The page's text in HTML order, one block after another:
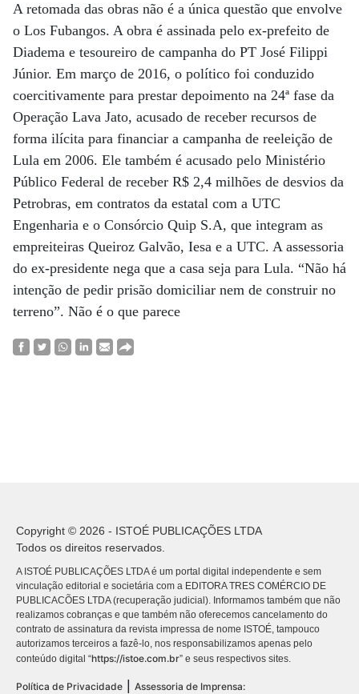
A retomada das obras não é a única questão que envolve
o Los Fubangos. A obra é assinada pelo ex-prefeito de
Diadema e tesoureiro de campanha do PT José Filippi
Júnior. Em março de 2016, o político foi conduzido
coercitivamente para prestar depoimento na 24ª fase da
Operação Lava Jato, acusado de receber recursos de
forma ilícita para financiar a campanha de reeleição de
Lula em 2006. Ele também é acusado pelo Ministério
Público Federal de receber R$ 2,4 milhões de desvios da
Petrobras, em contratos da estatal com a UTC
Engenharia e o Consórcio Quip S.A, que integram as
empreiteiras Queiroz Galvão, Iesa e a UTC. A assessoria
do ex-presidente nega que a casa seja para Lula. “Não há
intenção de pedir prisão domiciliar nem de construir no
terreno”. Não é o que parece
Copyright © 2026 - ISTOÉ PUBLICAÇÕES LTDA
Todos os direitos reservados.
A ISTOÉ PUBLICAÇÕES LTDA é um portal digital independente e sem
vinculação editorial e societária com a EDITORA TRES COMÉRCIO DE
PUBLICACÕES LTDA (recuperação judicial). Informamos também que não
realizamos cobranças e que também não oferecemos cancelamento do
contrato de assinatura da revista impressa de nome ISTOÉ, tampouco
autorizamos terceiros a fazê-lo, nos responsabilizamos apenas pelo
conteúdo digital “https://istoe.com.br” e seus respectivos sites.
Política de Privacidade Assessoria de Imprensa: